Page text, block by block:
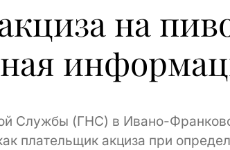
на
Службы (ГНС) в Ивано-
плательщик акциза при